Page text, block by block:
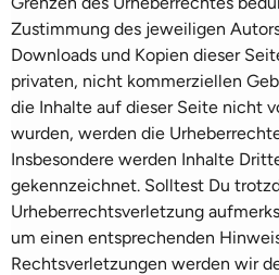
Zustimmung des jeweiligen
Downloads und Kopien dieser
privaten, nicht kommerziellen
die Inhalte auf dieser Seite nicht
wurden, werden die
Insbesondere werden Inhalte
gekennzeichnet. Solltest Du
Urheberrechtsverletzung
um einen entsprechenden
Rechtsverletzungen werden wir